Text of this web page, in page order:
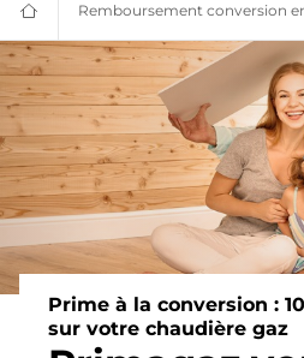
Fournisseur
gaz
butane
et
propane
:
citerne,
bouteille,
GPL
|
Primagaz
Remboursement conversion
Prime à la conversion :
sur votre chaudière gaz